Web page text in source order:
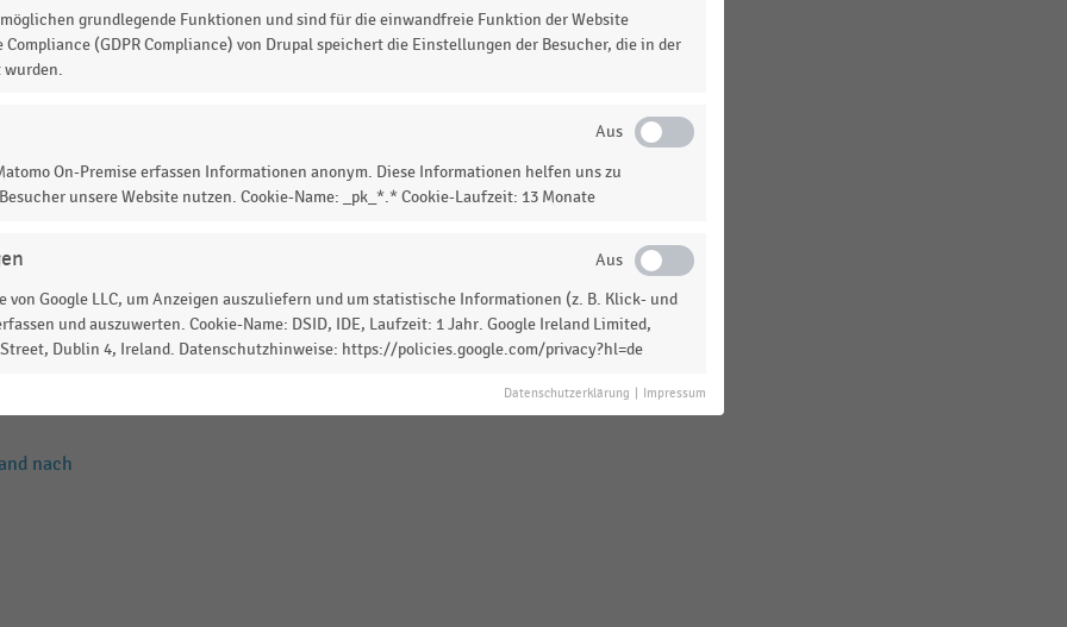
nach Umsatz (2022)
nach
Top-40-FMCG-Hersteller
der Werbeaufwendungen
nach
grundlegende Funktionen und sind für die einwandfreie Funktion der Website
(GDPR Compliance) von Drupal speichert die Einstellungen der Besucher, die in der
wurden.
On-Premise erfassen Informationen anonym. Diese Informationen helfen uns zu
unsere Website nutzen. Cookie-Name: _pk_*.* Cookie-Laufzeit: 13 Monate
von Google LLC, um Anzeigen auszuliefern und um statistische Informationen (z. B. Klick- und
und auszuwerten. Cookie-Name: DSID, IDE, Laufzeit: 1 Jahr. Google Ireland Limited,
Street, Dublin 4, Ireland. Datenschutzhinweise: https://policies.google.com/privacy?hl=de
Datenschutzerklärung Impressum